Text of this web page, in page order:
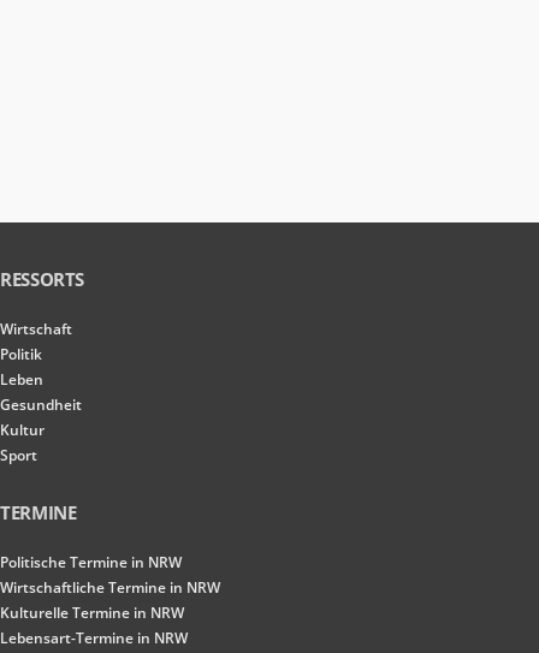
RESSORTS
Wirtschaft
Politik
Leben
Gesundheit
Kultur
Sport
TERMINE
Politische Termine in NRW
Wirtschaftliche Termine in NRW
Kulturelle Termine in NRW
Lebensart-Termine in NRW